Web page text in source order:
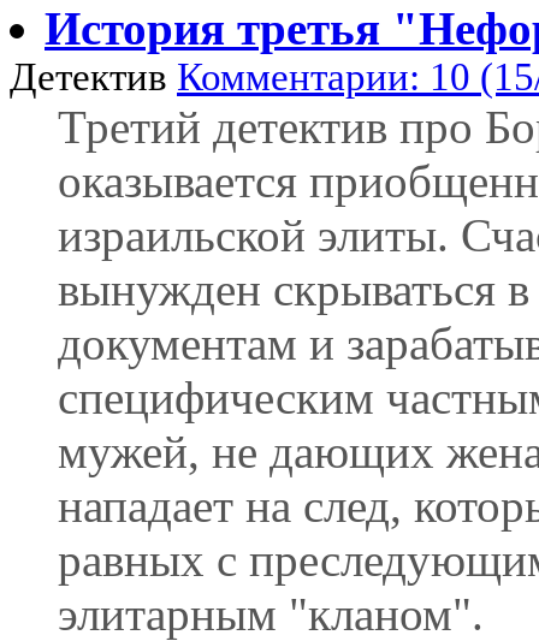
История третья
Детектив Комментарии: 10
Третий детектив про
оказывается
израильской элиты.
вынужден скрываться
документам и
специфическим
мужей, не дающих
нападает на след,
равных с
элитарным "кланом".